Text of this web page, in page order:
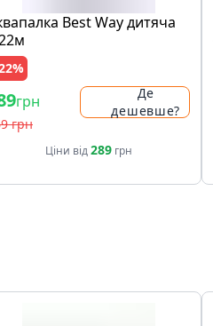
Best Way дитяча
грн
грн
Де
дешевше?
Ціни від289грн